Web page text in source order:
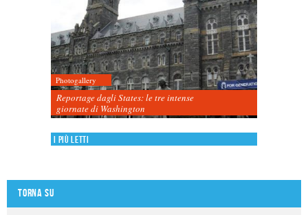
Photogallery
Reportage dagli States: le tre intense
giornate di Washington
I più letti
Torna su